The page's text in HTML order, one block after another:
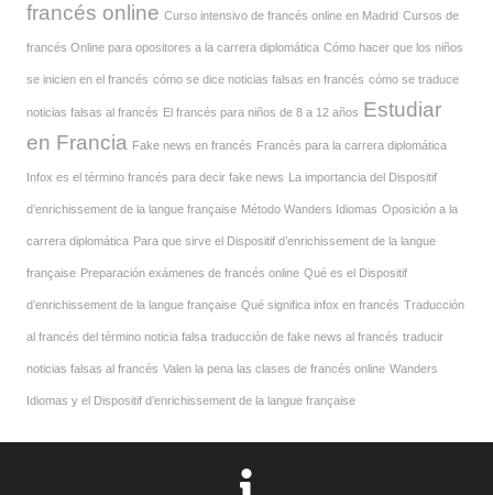
francés online Curso intensivo de francés online en Madrid Cursos de
francés Online para opositores a la carrera diplomática Cómo hacer que los niños
se inicien en el francés cómo se dice noticias falsas en francés cómo se traduce
noticias falsas al francés El francés para niños de 8 a 12 años Estudiar
en Francia Fake news en francés Francés para la carrera diplomática
Infox es el término francés para decir fake news La importancia del Dispositif
d’enrichissement de la langue française Método Wanders Idiomas Oposición a la
carrera diplomática Para que sirve el Dispositif d’enrichissement de la langue
française Preparación exámenes de francés online Qué es el Dispositif
d’enrichissement de la langue française Qué significa infox en francés Traducción
al francés del término noticia falsa traducción de fake news al francés traducir
noticias falsas al francés Valen la pena las clases de francés online Wanders
Idiomas y el Dispositif d’enrichissement de la langue française